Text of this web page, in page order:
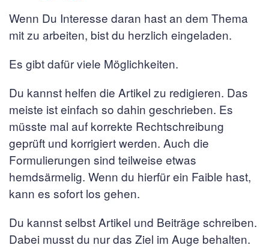
Wenn Du Interesse daran hast an dem Thema
mit zu arbeiten, bist du herzlich eingeladen.
Es gibt dafür viele Möglichkeiten.
Du kannst helfen die Artikel zu redigieren. Das
meiste ist einfach so dahin geschrieben. Es
müsste mal auf korrekte Rechtschreibung
geprüft und korrigiert werden. Auch die
Formulierungen sind teilweise etwas
hemdsärmelig. Wenn du hierfür ein Faible hast,
kann es sofort los gehen.
Du kannst selbst Artikel und Beiträge schreiben.
Dabei musst du nur das Ziel im Auge behalten.